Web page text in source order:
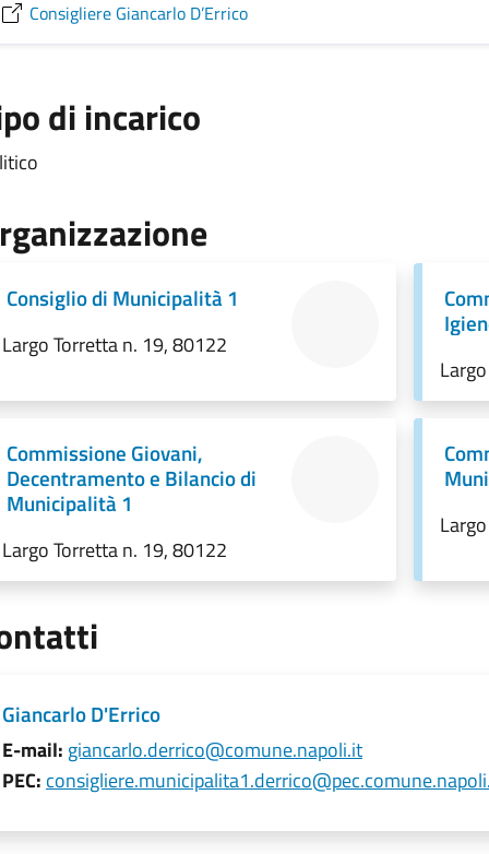
Consigliere Giancarlo D’Errico
di incarico
Consiglio di Municipalità 1
Largo Torretta n. 19, 80122
Commissione Giovani,
Decentramento e Bilancio di
Municipalità 1
Largo Torretta n. 19, 80122
Giancarlo D'Errico
E-mail: giancarlo.derrico@comune.napoli.it
PEC: